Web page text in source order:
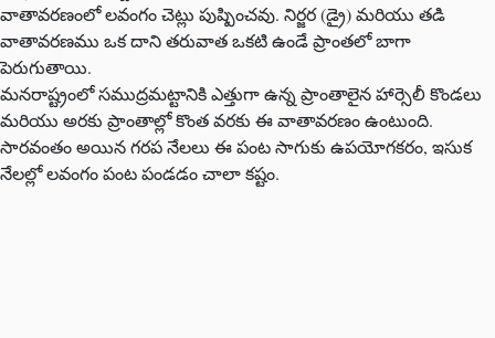
వాతావరణంలో లవంగం చెట్లు పుష్పించవు. నిర్జర (డ్రై) మరియు తడి
వాతావరణము ఒక దాని తరువాత ఒకటి ఉండే ప్రాంతలో బాగా
పెరుగుతాయి.
మనరాష్ట్రంలో సముద్రమట్టానికి ఎత్తుగా ఉన్న ప్రాంతాలైన హార్సెలీ కొండలు
మరియు అరకు ప్రాంతాల్లో కొంత వరకు ఈ వాతావరణం ఉంటుంది.
సారవంతం అయిన గరప నేలలు ఈ పంట సాగుకు ఉపయోగకరం, ఇసుక
నేలల్లో లవంగం పంట పండడం చాలా కష్టం.